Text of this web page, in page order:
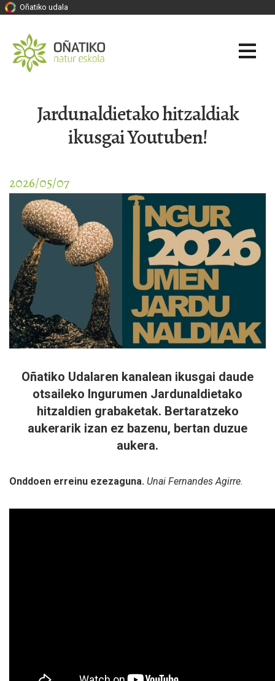
Oñatiko udala
Jardunaldietako hitzaldiak
ikusgai Youtuben!
2026/05/07
Oñatiko Udalaren kanalean ikusgai daude
otsaileko Ingurumen Jardunaldietako
hitzaldien grabaketak. Bertaratzeko
aukerarik izan ez bazenu, bertan duzue
aukera.
Onddoen erreinu ezezaguna. Unai Fernandes Agirre.